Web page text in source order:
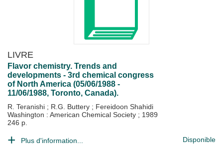
LIVRE
Flavor chemistry. Trends and
developments - 3rd chemical congress
of North America (05/06/1988 -
11/06/1988, Toronto, Canada).
R. Teranishi ; R.G. Buttery ; Fereidoon Shahidi
Washington : American Chemical Society ; 1989
246 p.
Plus d'information... Disponible